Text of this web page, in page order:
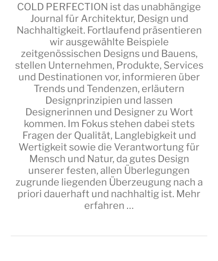
COLD PERFECTION ist das unabhängige
Journal für Architektur, Design und
Nachhaltigkeit. Fortlaufend präsentieren
wir ausgewählte Beispiele
zeitgenössischen Designs und Bauens,
stellen Unternehmen, Produkte, Services
und Destinationen vor, informieren über
Trends und Tendenzen, erläutern
Designprinzipien und lassen
Designerinnen und Designer zu Wort
kommen. Im Fokus stehen dabei stets
Fragen der Qualität, Langlebigkeit und
Wertigkeit sowie die Verantwortung für
Mensch und Natur, da gutes Design
unserer festen, allen Überlegungen
zugrunde liegenden Überzeugung nach a
priori dauerhaft und nachhaltig ist. Mehr
erfahren …